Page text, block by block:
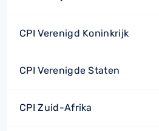
CPI Verenigd Koninkrijk
CPI Verenigde Staten
CPI Zuid-Afrika